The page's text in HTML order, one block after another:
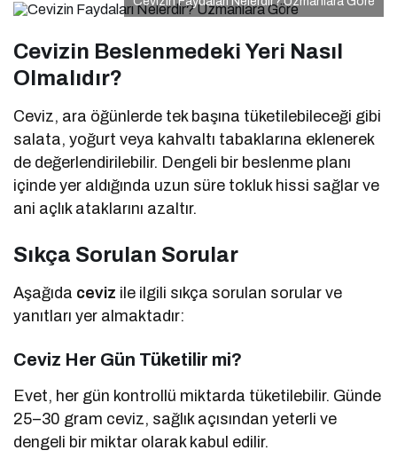
Cevizin Beslenmedeki Yeri Nasıl
Olmalıdır?
Ceviz, ara öğünlerde tek başına tüketilebileceği gibi
salata, yoğurt veya kahvaltı tabaklarına eklenerek
de değerlendirilebilir. Dengeli bir beslenme planı
içinde yer aldığında uzun süre tokluk hissi sağlar ve
ani açlık ataklarını azaltır.
Sıkça Sorulan Sorular
Aşağıda ceviz ile ilgili sıkça sorulan sorular ve
yanıtları yer almaktadır:
Ceviz Her Gün Tüketilir mi?
Evet, her gün kontrollü miktarda tüketilebilir. Günde
25–30 gram ceviz, sağlık açısından yeterli ve
dengeli bir miktar olarak kabul edilir.